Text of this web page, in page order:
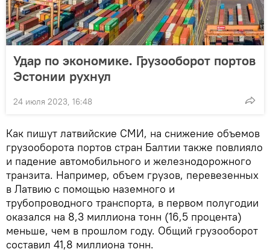
Удар по экономике. Грузооборот портов
Эстонии рухнул
24 июля 2023, 16:48
Как пишут латвийские СМИ, на снижение объемов
грузооборота портов стран Балтии также повлияло
и падение автомобильного и железнодорожного
транзита. Например, объем грузов, перевезенных
в Латвию с помощью наземного и
трубопроводного транспорта, в первом полугодии
оказался на 8,3 миллиона тонн (16,5 процента)
меньше, чем в прошлом году. Общий грузооборот
составил 41,8 миллиона тонн.